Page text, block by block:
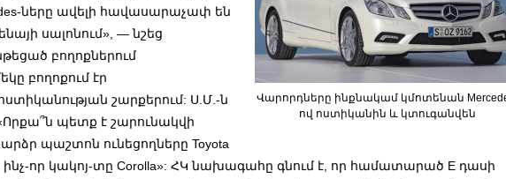
Վարորդները ինքնակամ կմոտենան
ով ոստիկանին և կտուգանվեն
ները ավելի հավասարաչափ են
սալոնում», — նշեց
բողոքներում
բողոքում էր
շարքերում: Ս.Մ.-ն
«Որքա՞ն պետք է շարունակվի
պաշտոն ունեցողները Toyota
ինչ-որ կակոյ-տը Corolla»: ՀԿ նախագահը գնում է, որ համատարած E դասի